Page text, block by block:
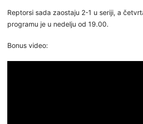
Reptorsi sada zaostaju 2-1 u seriji, a
programu je u nedelju od 19.00.
Bonus video: